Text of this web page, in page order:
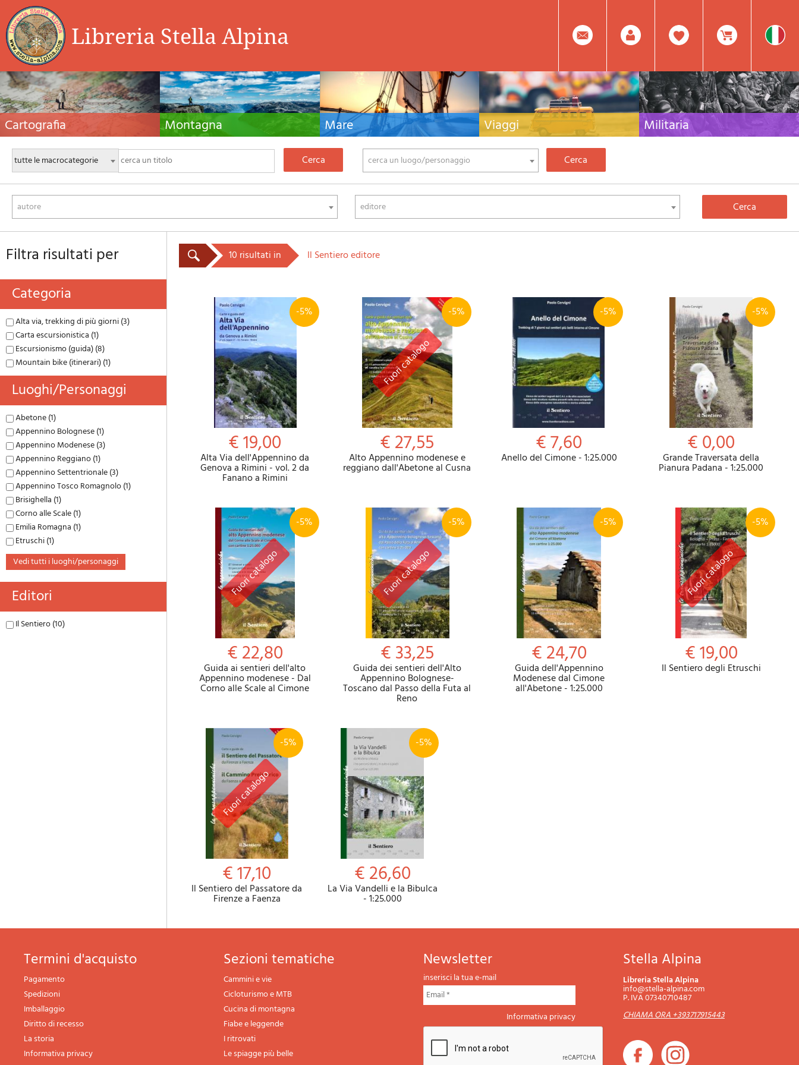
Libreria Stella Alpina 0
Prodotto(i) Attualmente
Nel
Riepilogo
Facebook
Registrati
Cartografia
Carte escursionistiche, carte stradali e atlanti,
cartografia d'Italia e di tutto il mondo. Carte dei
sentieri, cartografia per il cicloturismo e
mountain bike
Montagna
Guide alpinistiche, guide escursionistiche,
manuali tecnici per l'alpinismo estivo ed
invernale. Letteratura e filmografia di montagna
Mare
Manuali nautici, cartografia nautica, libri e
letteratura per la barca a vela e motore
Viaggi
Guide turistiche per viaggi e letteratura di
viaggio per l'Italia, l'Europa e tutto il Mondo
Militaria
Raccolta delle migliori pubblicazioni (libri e dvd)
cerca un luogo/personaggio
autore editore
filtra risultati per
Categoria
Alta via, trekking di più giorni (3)
Carta escursionistica (1)
Escursionismo (guida) (8)
Mountain bike (itinerari) (1)
Luoghi/personaggi
Abetone (1)
Appennino Bolognese (1)
Appennino Modenese (3)
Appennino Reggiano (1)
Appennino Settentrionale (3)
Appennino Tosco Romagnolo (1)
Brisighella (1)
Corno alle Scale (1)
Emilia Romagna (1)
Etruschi (1)
vedi tutti i luoghi/personaggi
Editori
Il Sentiero (10)
10 risultati in Il Sentiero editore
-5%
€ 19,00
Alta Via dell'Appennino da
Genova a Rimini - vol. 2 da
Fanano a Rimini
-5%
€ 27,55
Alto Appennino modenese e
reggiano dall'Abetone al Cusna
-5%
€ 7,60
Anello del Cimone - 1:25.000
-5%
€ 0,00
Grande Traversata della
Pianura Padana - 1:25.000
-5%
€ 22,80
Guida ai sentieri dell'alto
Appennino modenese - Dal
Corno alle Scale al Cimone
-5%
€ 33,25
Guida dei sentieri dell'Alto
Appennino Bolognese-
Toscano dal Passo della Futa al
Reno
-5%
€ 24,70
Guida dell'Appennino
Modenese dal Cimone
all'Abetone - 1:25.000
-5%
€ 19,00
Il Sentiero degli Etruschi
-5%
€ 17,10
Il Sentiero del Passatore da
Firenze a Faenza
-5%
€ 26,60
La Via Vandelli e la Bibulca
- 1:25.000
termini d'acquisto
Pagamento
Spedizioni
Imballaggio
Diritto di recesso
La storia
Informativa privacy
sezioni tematiche
Cammini e vie
Cicloturismo e MTB
Cucina di montagna
Fiabe e leggende
I ritrovati
Le spiagge più belle
newsletter
inserisci la tua e-mail
Informativa privacy
Stella Alpina
Libreria Stella Alpina
info@stella-alpina.com
P. IVA 07340710487
CHIAMA ORA +393717915443